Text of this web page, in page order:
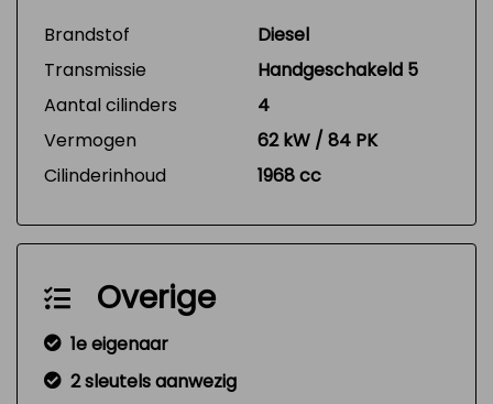
Brandstof
Diesel
Transmissie
Handgeschakeld 5
Aantal cilinders
4
Vermogen
62 kW / 84 PK
Cilinderinhoud
1968 cc
Overige
1e eigenaar
2 sleutels aanwezig